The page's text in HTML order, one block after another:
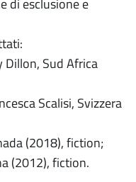
di esclusione e
Dillon, Sud Africa
Scalisi, Svizzera
(2018), fiction;
(2012), fiction.